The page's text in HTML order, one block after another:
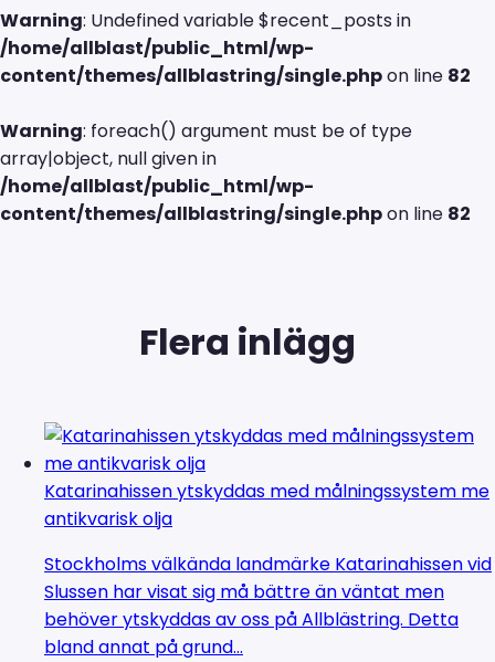
Warning: Undefined variable $recent_posts in
/home/allblast/public_html/wp-
content/themes/allblastring/single.phpon line 82
Warning: foreach() argument must be of type
array|object, null given in
/home/allblast/public_html/wp-
content/themes/allblastring/single.phpon line 82
Flera inlägg
Katarinahissen ytskyddas med målningssystem me
antikvarisk olja
Stockholms välkända landmärke Katarinahissen vid
Slussen har visat sig må bättre än väntat men
behöver ytskyddas av oss på Allblästring. Detta
bland annat på grund...